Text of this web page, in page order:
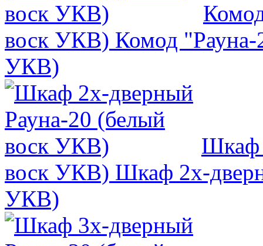
воск УКВ) Комод
УКВ)
Шкаф
воск УКВ) Шкаф 2х-
УКВ)